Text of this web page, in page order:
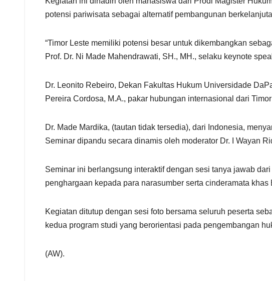
potensi pariwisata sebagai alternatif pembangunan
“Timor Leste memiliki potensi besar untuk dikembangkan
Prof. Dr. Ni Made Mahendrawati, SH., MH., selaku keynote
Dr. Leonito Rebeiro, Dekan Fakultas Hukum Universidade
Pereira Cordosa, M.A., pakar hubungan internasional dari
Dr. Made Mardika, (tautan tidak tersedia), dari Indonesia,
Seminar dipandu secara dinamis oleh moderator Dr. I Wayan
Seminar ini berlangsung interaktif dengan sesi tanya jawab
penghargaan kepada para narasumber serta cinderamata
Kegiatan ditutup dengan sesi foto bersama seluruh peserta
kedua program studi yang berorientasi pada pengembangan
(AW).